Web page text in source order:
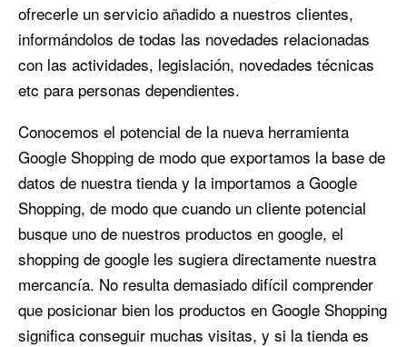
ofrecerle un servicio añadido a nuestros clientes,
informándolos de todas las novedades relacionadas
con las actividades, legislación, novedades técnicas
etc para personas dependientes.
Conocemos el potencial de la nueva herramienta
Google Shopping de modo que exportamos la base de
datos de nuestra tienda y la importamos a Google
Shopping, de modo que cuando un cliente potencial
busque uno de nuestros productos en google, el
shopping de google les sugiera directamente nuestra
mercancía. No resulta demasiado difícil comprender
que posicionar bien los productos en Google Shopping
significa conseguir muchas visitas, y si la tienda es